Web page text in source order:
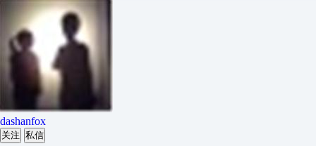
dashanfox
关注 私信